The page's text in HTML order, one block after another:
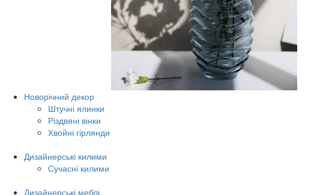
Новорічний декор
Штучні ялинки
Різдвяні вінки
Хвойні гірлянди
Дизайнерські килими
Сучасні килими
Дизайнерські меблі